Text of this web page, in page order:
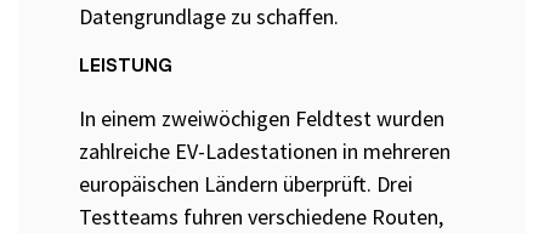
Grundlagen IT-Sicherheitstests
Seminare
Datengrundlage zu schaffen.
LEISTUNG
In einem zweiwöchigen Feldtest wurden
zahlreiche EV-Ladestationen in mehreren
europäischen Ländern überprüft. Drei
Testteams fuhren verschiedene Routen,